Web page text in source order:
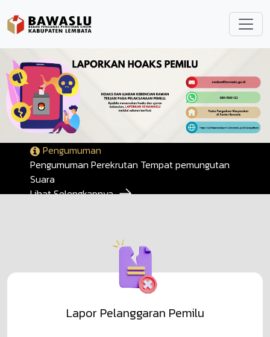
Pengumuman
Pengumuman Perekrutan Tempat pemungutan
Suara
Lihat Selengkapnya
Lapor Pelanggaran Pemilu